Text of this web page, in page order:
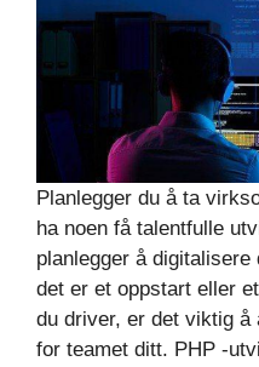
Planlegger du å ta
ha noen få talentfulle
planlegger å
det er et oppstart eller
du driver, er det viktig å
for teamet ditt. PHP -